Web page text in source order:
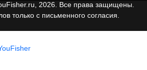
2026. Все права защищены.
только с письменного согласия.